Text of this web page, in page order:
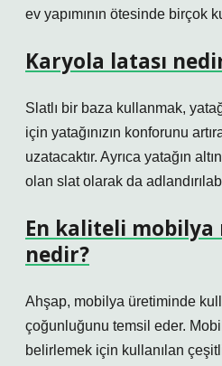
ev yapımının ötesinde birçok
Karyola latası
Slatlı bir baza kullanmak,
için yatağınızın konforunu
uzatacaktır. Ayrıca yatağın
olan slat olarak da
En kaliteli mobilya
nedir?
Ahşap, mobilya üretiminde
çoğunluğunu temsil eder.
belirlemek için kullanılan